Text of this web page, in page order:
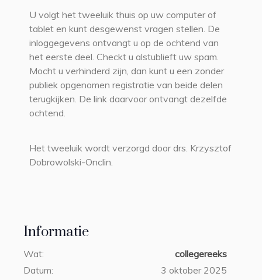
Informatie
Wat:
collegereeks
Datum:
3 oktober 2025
U volgt het tweeluik thuis op uw computer of
tablet en kunt desgewenst vragen stellen. De
inloggegevens ontvangt u op de ochtend van
het eerste deel. Checkt u alstublieft uw spam.
Mocht u verhinderd zijn, dan kunt u een zonder
publiek opgenomen registratie van beide delen
terugkijken. De link daarvoor ontvangt dezelfde
ochtend.
Het tweeluik wordt verzorgd door drs. Krzysztof
Dobrowolski-Onclin.